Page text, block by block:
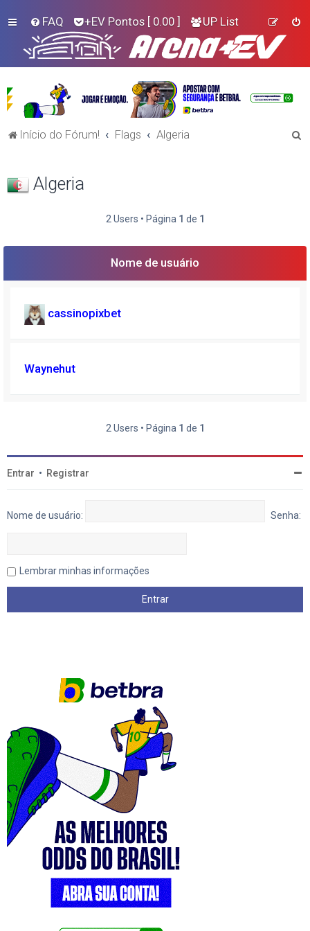
FAQ +EV Pontos [ 0.00 ] UP List
Início do Fórum! Flags Algeria
s
Algeria
2 Users • Página 1 de 1
Nome de usuário
cassinopixbet
Waynehut
2 Users • Página 1 de 1
Entrar • Registrar
Nome de usuário: Senha:
Lembrar minhas informações